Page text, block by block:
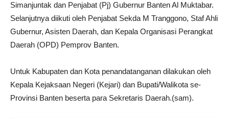
Simanjuntak dan Penjabat (Pj) Gubernur Banten Al Muktabar.
Selanjutnya diikuti oleh Penjabat Sekda M Tranggono, Staf Ahli
Gubernur, Asisten Daerah, dan Kepala Organisasi Perangkat
Daerah (OPD) Pemprov Banten.
Untuk Kabupaten dan Kota penandatanganan dilakukan oleh
Kepala Kejaksaan Negeri (Kejari) dan Bupati/Walikota se-
Provinsi Banten beserta para Sekretaris Daerah.(sam).